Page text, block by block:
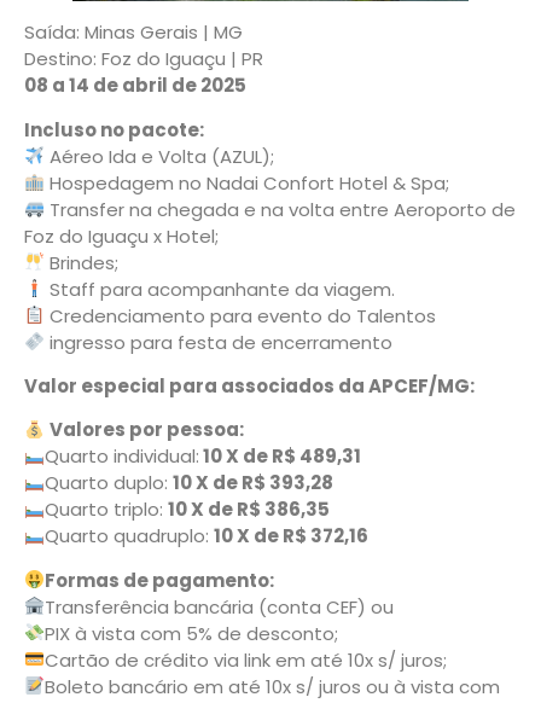
Saída: Minas Gerais | MG
Destino: Foz do Iguaçu | PR
08 a 14 de abril de 2025
Incluso no pacote:
Aéreo Ida e Volta (AZUL);
Hospedagem no Nadai Confort Hotel & Spa;
Transfer na chegada e na volta entre Aeroporto de
Foz do Iguaçu x Hotel;
Brindes;
Staff para acompanhante da viagem.
Credenciamento para evento do Talentos
ingresso para festa de encerramento
Valor especial para associados da APCEF/MG:
Valores por pessoa:
Quarto individual:10 X de R$ 489,31
Quarto duplo:10 X de R$ 393,28
Quarto triplo:10 X de R$ 386,35
Quarto quadruplo:10 X de R$ 372,16
Formas de pagamento:
Transferência bancária (conta CEF) ou
PIX à vista com 5% de desconto;
Cartão de crédito via link em até 10x s/ juros;
Boleto bancário em até 10x s/ juros ou à vista com